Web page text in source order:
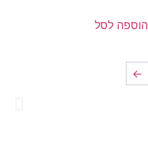
הוספה לסל
←